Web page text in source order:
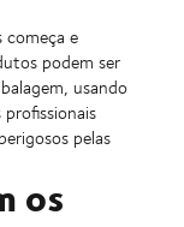
e
podem ser
usando
pelas
os